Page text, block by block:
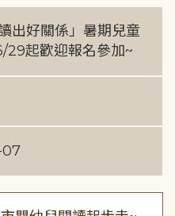
讀出好關係」暑期兒童
29起歡迎報名參加~